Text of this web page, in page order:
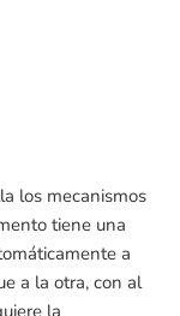
los mecanismos
tiene una
a
a la otra, con al